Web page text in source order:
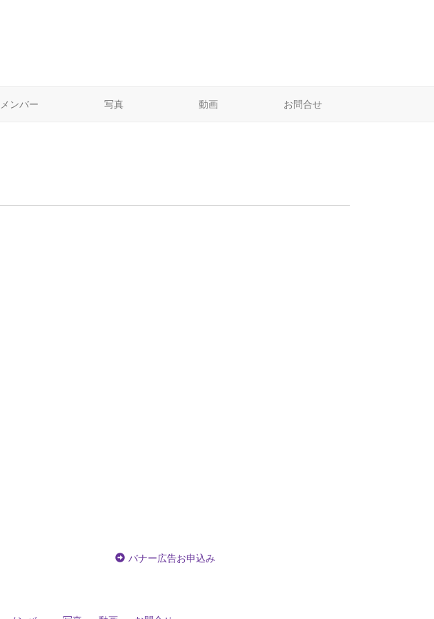
メンバー 写真 動画 お問合せ
バナー広告お申込み